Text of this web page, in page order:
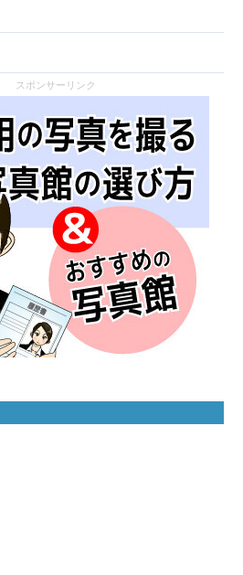
スポンサーリンク